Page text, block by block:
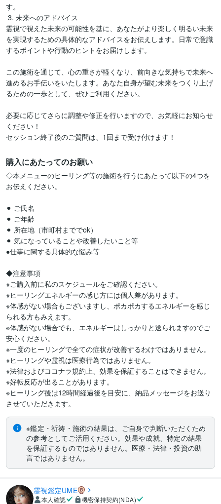
す。
霊視で視えた未来の可能性を基に、あなたがより楽しく明るい未来
を実現するための具体的なアドバイスをお伝えします。日常で意識
するポイントや行動のヒントをお届けします。
この施術を通じて、心の重さが軽くなり、前向きな気持ちで未来へ
進めるお手伝いをいたします。あなた自身が望む未来をつくり上げ
るための一歩として、ぜひご利用ください。
必要に応じてさらに調整や修正を行いますので、お気軽にお知らせ
ください！
セッション終了後のご質問は、1回まで受け付けます！
購入にあたってのお願い
◇本メニューのヒーリング等の施術を行うにあたって以下の4つを
お伝えください。
⚫︎ ご氏名
⚫︎ ご年齢
⚫︎ 所在地（市町村まででok）
⚫︎ 気になっていることや改善したいこと等
●仕事に関する具体的な悩み等
◆注意事項
※ご購入前に私のスケジュールをご確認ください。
※ヒーリングエネルギーの感じ方には個人差があります。
※体感がない場合もございますし、ポカポカするエネルギーを感じ
られる方もみえます。
※体感がない場合でも、エネルギーはしっかりと送られますのでご
安心ください。
※一度のヒーリングで全ての症状が改善するわけではありません。
※ヒーリングや霊視は医療行為ではありません。
※法律およびココナラ規約上、効果を保証することはできません。
※好転反応が出ることがあります。
※ヒーリング後は12時間経過後を目安に、納品メッセージをお送り
させていただきます。
※鑑定・祈祷・施術の結果は、ご自身で判断いただくため
の参考としてご活用ください。効果や成就、特定の結果
を保証するものではありません。医療・法律・投資の助
言ではありません。
霊視鑑定UME
本人確認
機密保持契約(NDA)